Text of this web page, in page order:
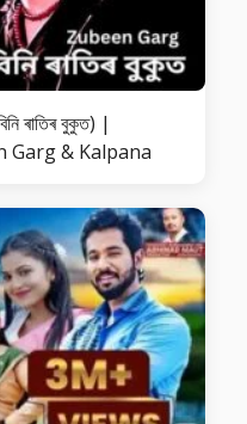
ৰাতিৰ বুকুত) |
Garg & Kalpana